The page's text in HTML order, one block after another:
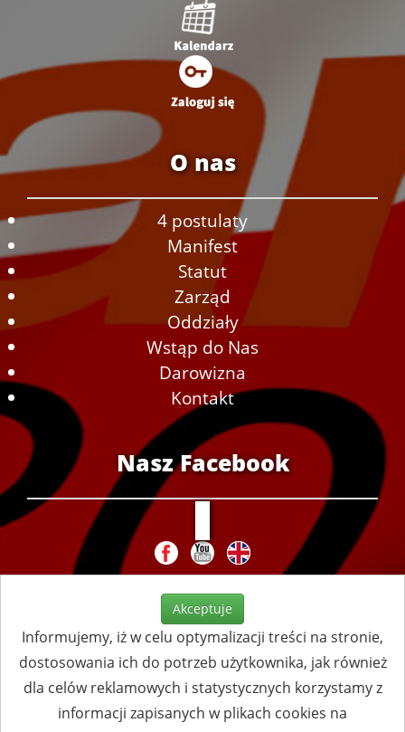
O nas
4 postulaty
Manifest
Statut
Zarząd
Oddziały
Wstąp do Nas
Darowizna
Kontakt
Nasz Facebook
Akceptuje
Informujemy, iż w celu optymalizacji treści na stronie,
dostosowania ich do potrzeb użytkownika, jak również
dla celów reklamowych i statystycznych korzystamy z
informacji zapisanych w plikach cookies na